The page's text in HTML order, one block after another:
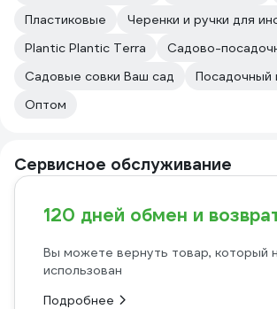
Пластиковые
Черенки и ручки для
Plantic Plantic Terra
Садово-
Садовые совки Ваш сад
Посадочный
Оптом
Сервисное обслуживание
120 дней обмен и
Вы можете вернуть товар, который
использован
Подробнее